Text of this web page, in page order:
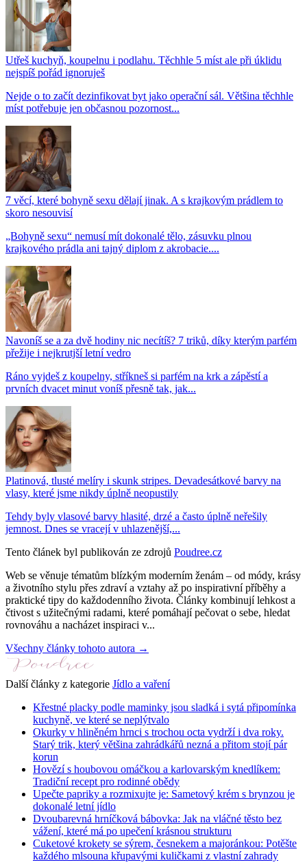
Utřeš kuchyň, koupelnu i podlahu. Těchhle 5 míst ale při úklidu
nejspíš pořád ignoruješ
Nejde o to začít dezinfikovat byt jako operační sál. Většina těchhle
míst potřebuje jen občasnou pozornost...
7 věcí, které bohyně sexu dělají jinak. A s krajkovým prádlem to
skoro nesouvisí
„Bohyně sexu“ nemusí mít dokonalé tělo, zásuvku plnou
krajkového prádla ani tajný diplom z akrobacie....
Navoníš se a za dvě hodiny nic necítíš? 7 triků, díky kterým parfém
přežije i nejkrutjší letní vedro
Ráno vyjdeš z koupelny, stříkneš si parfém na krk a zápěstí a
prvních dvacet minut voníš přesně tak, jak...
Platinová, tlusté melíry i skunk stripes. Devadesátkové barvy na
vlasy, které jsme nikdy úplně neopustily
Tehdy byly vlasové barvy hlasité, drzé a často úplně neřešily
jemnost. Dnes se vracejí v uhlazenější,...
Tento článek byl publikován ze zdrojů Poudree.cz
Web se věnuje tématům blízkým moderním ženám – od módy, krásy
a životního stylu přes zdraví a vztahy až po inspirativní příběhy a
praktické tipy do každodenního života. Články kombinují lehkost a
čtivost s užitečnými radami, které pomáhají pečovat o sebe, hledat
rovnováhu a nacházet inspiraci v...
Všechny články tohoto autora →
Další články z kategorie Jídlo a vaření
Křestné placky podle maminky jsou sladká i sytá připomínka
kuchyně, ve které se neplýtvalo
Okurky v hliněném hrnci s trochou octa vydrží i dva roky.
Starý trik, který většina zahrádkářů nezná a přitom stojí pár
korun
Hovězí s houbovou omáčkou a karlovarským knedlíkem:
Tradiční recept pro rodinné obědy
Upečte papriky a rozmixujte je: Sametový krém s brynzou je
dokonalé letní jídlo
Dvoubarevná hrníčková bábovka: Jak na vláčné těsto bez
vážení, které má po upečení krásnou strukturu
Cuketové krokety se sýrem, česnekem a majoránkou: Potěšte
každého mlsouna křupavými kuličkami z vlastní zahrady